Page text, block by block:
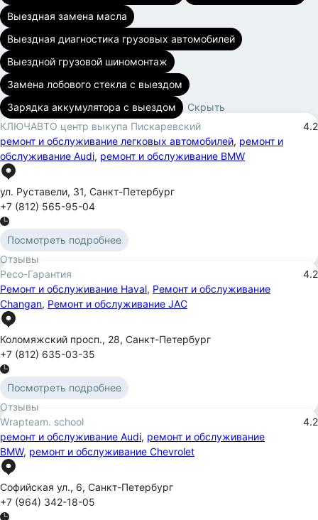
Выездная замена масла
Выездная диагностика грузовых автомобилей
Выездной грузовой шиномонтаж
Замена лобового стекла с выездом
Зарядка аккумулятора с выездом
Скрыть
КЛЮЧАВТО центр выкупа Пискаревский
4.2
ремонт и обслуживание легковых автомобилей, ремонт и
обслуживание Audi, ремонт и обслуживание BMW
ул. Руставели, 31, Санкт-Петербург
+7 (812) 565-95-04
Посмотреть подробнее
Отзывы
Ресо-Гарантия
4.2
Ремонт и обслуживание Haval, Ремонт и обслуживание
Changan, Ремонт и обслуживание JAC
Коломяжский просп., 28, Санкт-Петербург
+7 (812) 635-03-35
Посмотреть подробнее
Отзывы
Wrapteam. school
4.2
ремонт и обслуживание Audi, ремонт и обслуживание
BMW, ремонт и обслуживание Chevrolet
Софийская ул., 6, Санкт-Петербург
+7 (964) 342-18-05